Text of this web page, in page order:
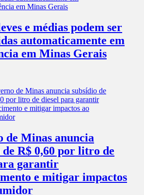
e médias podem ser
automaticamente em
em Minas Gerais
de Minas anuncia
de R$ 0,60 por litro de
garantir
e mitigar impactos